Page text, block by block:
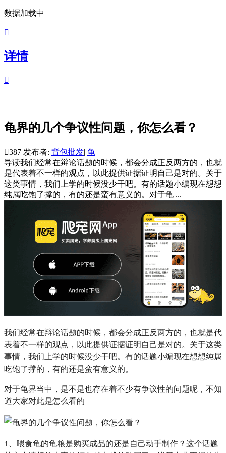
数据加载中

详情

龟界的几个争议性问题，你怎么看？
387 发布者: 背包批发| 龟
导读我们经常在辩论话题的时候，都会分成正反两方的，也就
是代表着不一样的观点，以此提供证据证明自己是对的。关于
这类事情，我们上学的时候没少干吧。有的话题小编现在想想
纯属吃饱了撑的，有的还是蛮有意义的。对于龟 ...
我们经常在辩论话题的时候，都会分成正反两方的，也就是代
表着不一样的观点，以此提供证据证明自己是对的。关于这类
事情，我们上学的时候没少干吧。有的话题小编现在想想纯属
吃饱了撑的，有的还是蛮有意义的。
对于龟界当中，是不是也存在着不少有争议性的问题呢，不知
道大家对此是怎么看的
1、喂食龟的龟粮是购买成品的还是自己动手制作？这个话题